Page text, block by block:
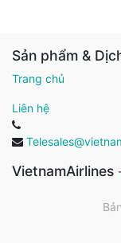
Sản phẩm &
Trang chủ
Liên hệ
VietnamAirlines